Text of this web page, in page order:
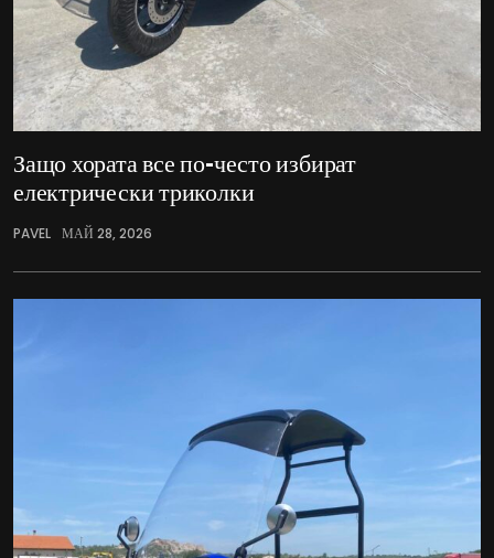
Защо хората все по-често избират
електрически триколки
PAVEL МАЙ 28, 2026